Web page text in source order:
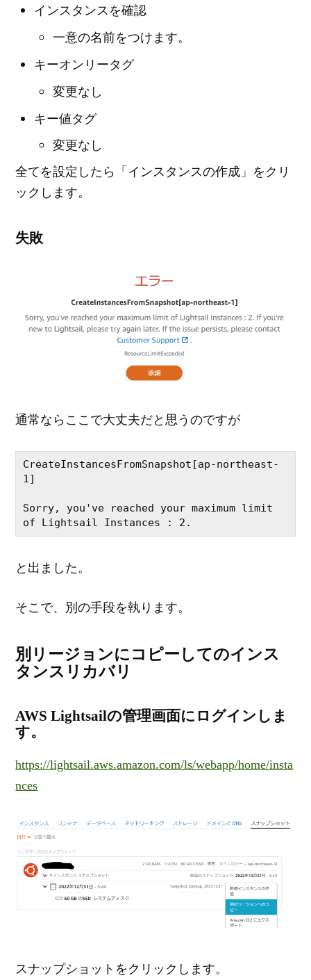
インスタンスを確認
一意の名前をつけます。
キーオンリータグ
変更なし
キー値タグ
変更なし
全てを設定したら「インスタンスの作成」をクリ
ックします。
失敗
通常ならここで大丈夫だと思うのですが
CreateInstancesFromSnapshot[ap-northeast-
1]
Sorry, you've reached your maximum limit
と出ました。
そこで、別の手段を執ります。
別リージョンにコピーしてのインス
タンスリカバリ
AWS Lightsailの管理画面にログインしま
す。
https://lightsail.aws.amazon.com/ls/webapp/home/insta
nces
スナップショットをクリックします。